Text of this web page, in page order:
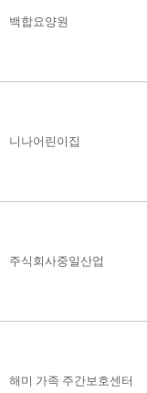
백합요양원
니나어린이집
주식회사중일산업
해미 가족 주간보호센터